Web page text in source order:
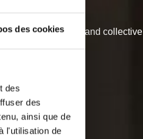
des cookies
des
des
ainsi que de
l'utilisation de
the environment and collective